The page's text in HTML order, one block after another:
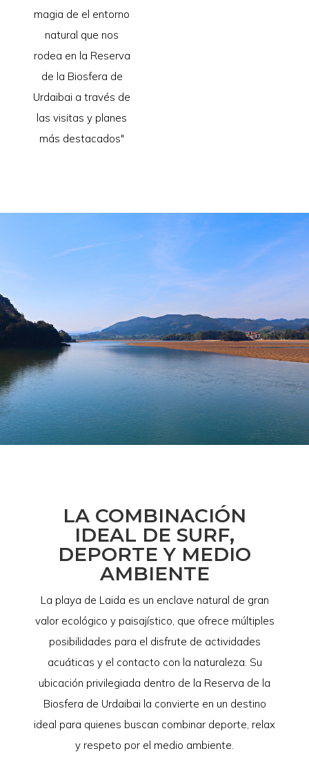
magia de el entorno
natural que nos
rodea en la Reserva
de la Biosfera de
Urdaibai a través de
las visitas y planes
más destacados"
LA COMBINACIÓN
IDEAL DE SURF,
DEPORTE Y MEDIO
AMBIENTE
La playa de Laida es un enclave natural de gran
valor ecológico y paisajístico, que ofrece múltiples
posibilidades para el disfrute de actividades
acuáticas y el contacto con la naturaleza. Su
ubicación privilegiada dentro de la Reserva de la
Biosfera de Urdaibai la convierte en un destino
ideal para quienes buscan combinar deporte, relax
y respeto por el medio ambiente.